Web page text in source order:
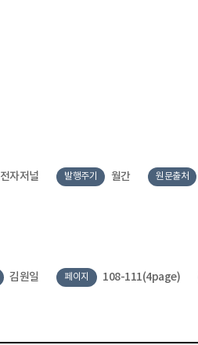
전자저널 발행주기 월간 원문출처
김원일 페이지 108-111(4page)